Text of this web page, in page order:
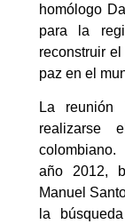
homólogo
para la
reconstruir
paz en el
La reunión
realizarse
colombiano.
año 2012,
Manuel
la